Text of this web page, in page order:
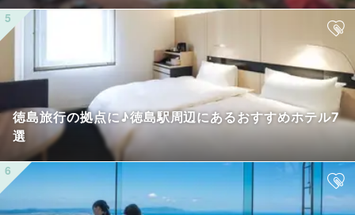
徳島旅行の拠点に♪徳島駅周辺にあるおすすめホテル7
選